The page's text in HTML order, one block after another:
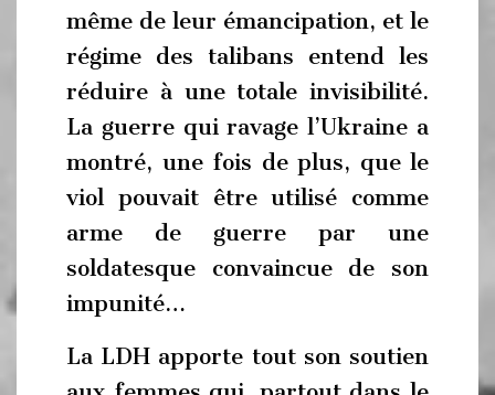
même de leur émancipation, et le
régime des talibans entend les
réduire à une totale invisibilité.
La guerre qui ravage l’Ukraine a
montré, une fois de plus, que le
viol pouvait être utilisé comme
arme de guerre par une
soldatesque convaincue de son
impunité…
La LDH apporte tout son soutien